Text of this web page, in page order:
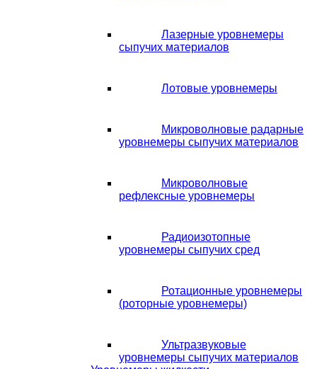
Лазерные уровнемеры
сыпучих материалов
Лотовые уровнемеры
Микроволновые радарные
уровнемеры сыпучих материалов
Микроволновые
рефлексные уровнемеры
Радиоизотопные
уровнемеры сыпучих сред
Ротационные уровнемеры
(роторные уровнемеры)
Ультразвуковые
уровнемеры сыпучих материалов